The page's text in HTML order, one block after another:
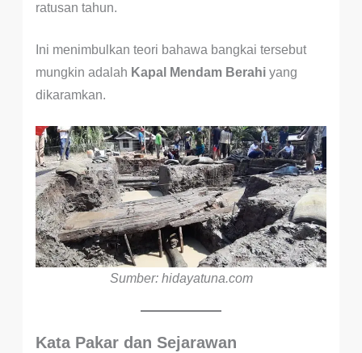
ratusan tahun.
Ini menimbulkan teori bahawa bangkai tersebut
mungkin adalah Kapal Mendam Berahiyang
dikaramkan.
Sumber: hidayatuna.com
Kata Pakar dan Sejarawan